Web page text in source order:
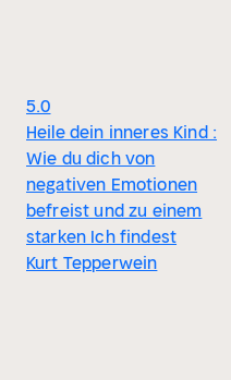
5.0
Heile dein inneres Kind :
Wie du dich von
negativen Emotionen
befreist und zu einem
starken Ich findest
Kurt Tepperwein